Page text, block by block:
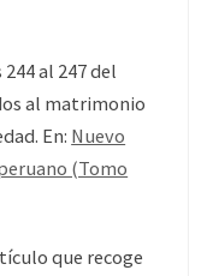
al 247 del
al matrimonio
En: Nuevo
(Tomo
que recoge